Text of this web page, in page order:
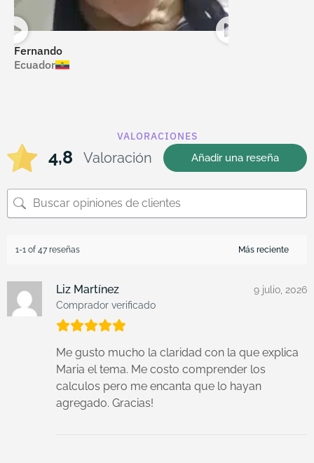
Fernando
Ecuador
VALORACIONES
4,8 Valoración Añadir una reseña
1-1 of 47 reseñas
Liz Martínez
Comprador verificado
9 julio, 2026
Me gusto mucho la claridad con la que explica
Maria el tema. Me costo comprender los
calculos pero me encanta que lo hayan
agregado. Gracias!